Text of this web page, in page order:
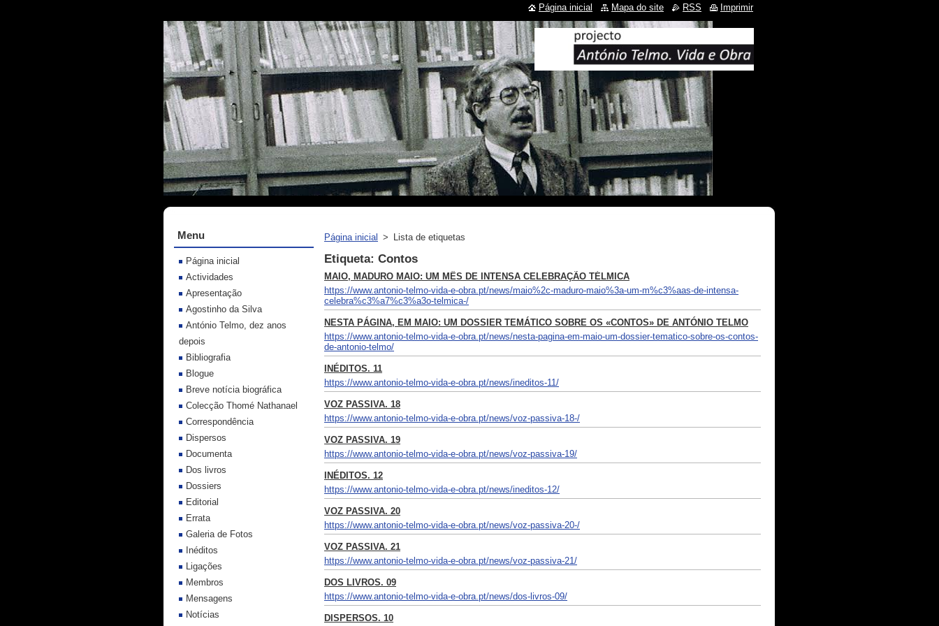
Página inicial > Lista de etiquetas
Etiqueta: Contos
MAIO, MADURO MAIO: UM MÊS DE INTENSA CELEBRAÇÃO TÉLMICA
https://www.antonio-telmo-vida-e-obra.pt/news/maio%2c-maduro-maio%3a-um-m%c3%aas-de-intensa-
celebra%c3%a7%c3%a3o-telmica-/
NESTA PÁGINA, EM MAIO: UM DOSSIER TEMÁTICO SOBRE OS «CONTOS» DE ANTÓNIO TELMO
https://www.antonio-telmo-vida-e-obra.pt/news/nesta-pagina-em-maio-um-dossier-tematico-sobre-os-contos-
de-antonio-telmo/
INÉDITOS. 11
https://www.antonio-telmo-vida-e-obra.pt/news/ineditos-11/
VOZ PASSIVA. 18
https://www.antonio-telmo-vida-e-obra.pt/news/voz-passiva-18-/
VOZ PASSIVA. 19
https://www.antonio-telmo-vida-e-obra.pt/news/voz-passiva-19/
INÉDITOS. 12
https://www.antonio-telmo-vida-e-obra.pt/news/ineditos-12/
VOZ PASSIVA. 20
https://www.antonio-telmo-vida-e-obra.pt/news/voz-passiva-20-/
VOZ PASSIVA. 21
https://www.antonio-telmo-vida-e-obra.pt/news/voz-passiva-21/
DOS LIVROS. 09
https://www.antonio-telmo-vida-e-obra.pt/news/dos-livros-09/
DISPERSOS. 10
Menu
Página inicial
Actividades
Apresentação
Agostinho da Silva
António Telmo, dez anos
depois
Bibliografia
Blogue
Breve notícia biográfica
Colecção Thomé Nathanael
Correspondência
Dispersos
Documenta
Dos livros
Dossiers
Editorial
Errata
Galeria de Fotos
Inéditos
Ligações
Membros
Mensagens
Notícias
Página inicial Mapa do site RSS Imprimir